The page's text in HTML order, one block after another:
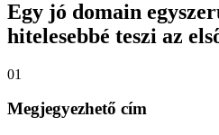
Egy jó domain
hitelesebbé teszi az
01
Megjegyezhető cím